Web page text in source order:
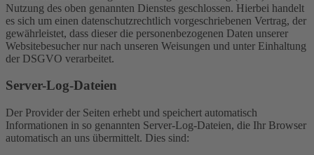
Nutzung des oben genannten Dienstes geschlossen. Hierbei handelt
es sich um einen datenschutzrechtlich vorgeschriebenen Vertrag, der
gewährleistet, dass dieser die personenbezogenen Daten unserer
Websitebesucher nur nach unseren Weisungen und unter Einhaltung
der DSGVO verarbeitet.
Server-Log-Dateien
Der Provider der Seiten erhebt und speichert automatisch
Informationen in so genannten Server-Log-Dateien, die Ihr Browser
automatisch an uns übermittelt. Dies sind: